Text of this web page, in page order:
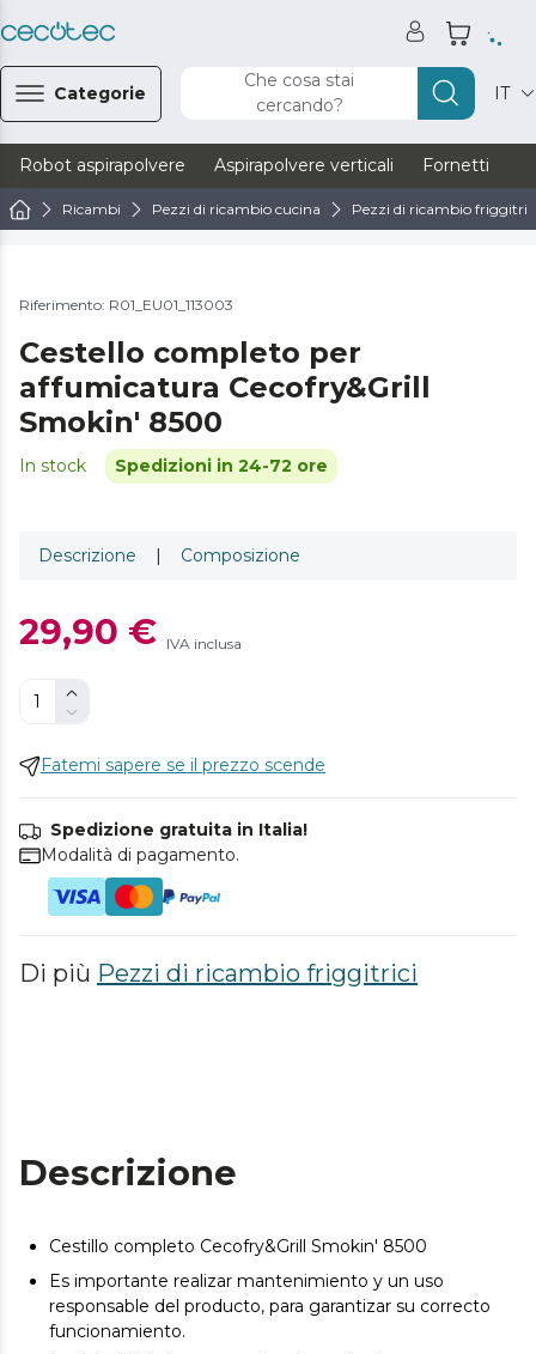
Categorie
Che cosa stai
cercando?
IT
Robot aspirapolvere Aspirapolvere verticali Fornetti
Ricambi Pezzi di ricambio cucina Pezzi di ricambio
Riferimento: R01_EU01_113003
Cestello completo per
affumicatura Cecofry&Grill
Smokin' 8500
In stock Spedizioni in 24-72 ore
Descrizione | Composizione
29,90 € IVA inclusa
Fatemi sapere se il prezzo scende
Spedizione gratuita in Italia!
Modalità di pagamento.
Di più Pezzi di ricambio friggitrici
Descrizione
Cestillo completo Cecofry&Grill Smokin' 8500
Es importante realizar mantenimiento y un uso
responsable del producto, para garantizar su correcto
funcionamiento.